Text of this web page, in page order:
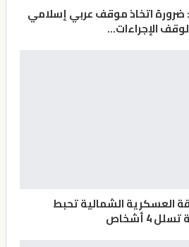
ضرورة اتخاذ موقف عربي إسلامي
الإجراءات…
العسكرية الشمالية تحبط
4 أشخاص